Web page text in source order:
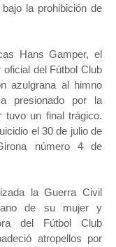
la prohibición de
Hans Gamper, el
del Fútbol Club
azulgrana al himno
presionado por la
tuvo un final trágico.
el 30 de julio de
número 4 de
la Guerra Civil
de su mujer y
del Fútbol Club
atropellos por